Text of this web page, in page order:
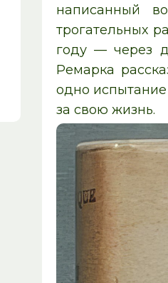
написанный
трогательных
году — через
Ремарка
одно
за свою жизнь.